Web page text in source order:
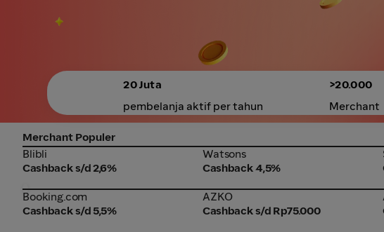
20 Juta
pembelanja aktif per tahun
>20.000
Merchant
Merchant Populer
Blibli
Blibli
Cashback s/d 2,6%
Watsons
Watsons
Cashback 4,5%
Booking.com
Booking.com
Cashback s/d 5,5%
AZKO
AZKO
Cashback s/d Rp75.000